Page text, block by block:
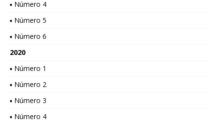
▪ Número 4
▪ Número 5
▪ Número 6
2020
▪ Número 1
▪ Número 2
▪ Número 3
▪ Número 4